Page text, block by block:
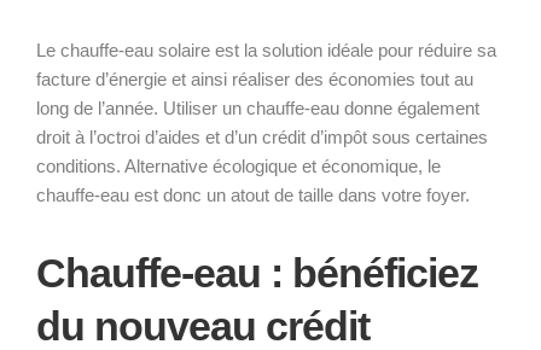
Le chauffe-eau solaire est la solution idéale pour réduire sa
facture d’énergie et ainsi réaliser des économies tout au
long de l’année. Utiliser un chauffe-eau donne également
droit à l’octroi d’aides et d’un crédit d’impôt sous certaines
conditions. Alternative écologique et économique, le
chauffe-eau est donc un atout de taille dans votre foyer.
Chauffe-eau : bénéficiez
du nouveau crédit